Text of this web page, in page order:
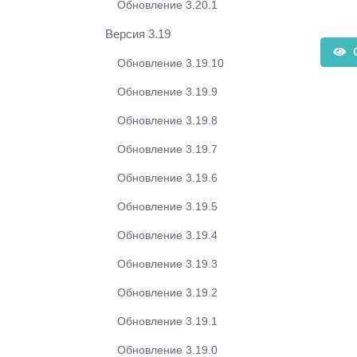
Обновление 3.20.1
Версия 3.19
Обновление 3.19.10
Обновление 3.19.9
Обновление 3.19.8
Обновление 3.19.7
Обновление 3.19.6
Обновление 3.19.5
Обновление 3.19.4
Обновление 3.19.3
Обновление 3.19.2
Обновление 3.19.1
Обновление 3.19.0